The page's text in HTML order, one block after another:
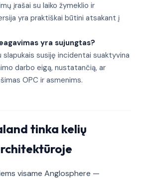
įrašai su laiko žymeklio ir
yra praktiškai būtini atsakant į
yra sujungtas?
slapukais susiję incidentai suaktyvina
darbo eigą, nustatančią, ar
OPC ir asmenims.
tinka kelių
visame Anglosphere —